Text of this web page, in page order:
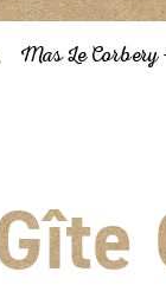
Mas Le Corbery